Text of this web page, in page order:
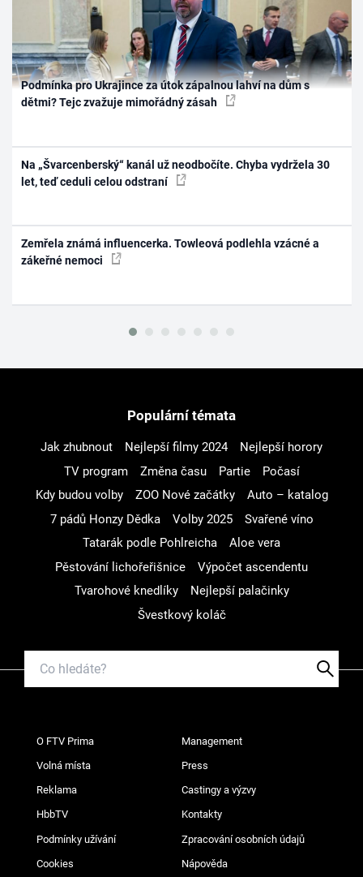
Podmínka pro Ukrajince za útok zápalnou lahví na dům s
dětmi? Tejc zvažuje mimořádný zásah
Na „Švarcenberský“ kanál už neodbočíte. Chyba vydržela 30
let, teď ceduli celou odstraní
Zemřela známá influencerka. Towleová podlehla vzácné a
zákeřné nemoci
Populární témata
Jak zhubnout Nejlepší filmy 2024
Nejlepší horory
TV program
Změna času Partie
Počasí
Kdy budou volby
ZOO Nové začátky
Auto – katalog
7 pádů Honzy Dědka
Volby 2025
Svařené víno
Tatarák podle Pohlreicha
Aloe vera
Pěstování lichořeřišnice
Výpočet ascendentu
Tvarohové knedlíky
Nejlepší palačinky
Švestkový koláč
O FTV Prima Management
Volná místa Press
Reklama Castingy a výzvy
HbbTV Kontakty
Podmínky užívání Zpracování osobních údajů
Cookies Nápověda